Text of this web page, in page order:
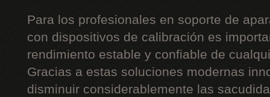
Para los profesionales en soporte de
con dispositivos de calibración es
rendimiento estable y confiable de
Gracias a estas soluciones modernas
disminuir considerablemente las